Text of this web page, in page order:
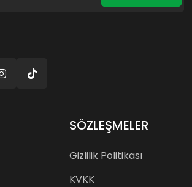
SÖZLEŞMELER
Gizlilik Politikası
KVKK